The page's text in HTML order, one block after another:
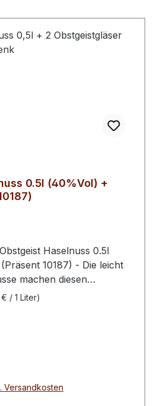
0.5l (40%Vol) +
Haselnuss 0.5l
10187) - Die leicht
machen diesen
fein. Dieser wird
nach einem hauseigenen
die Haselnuss mit
und gelagert. Unser
/ 1 Liter)
Versandkosten